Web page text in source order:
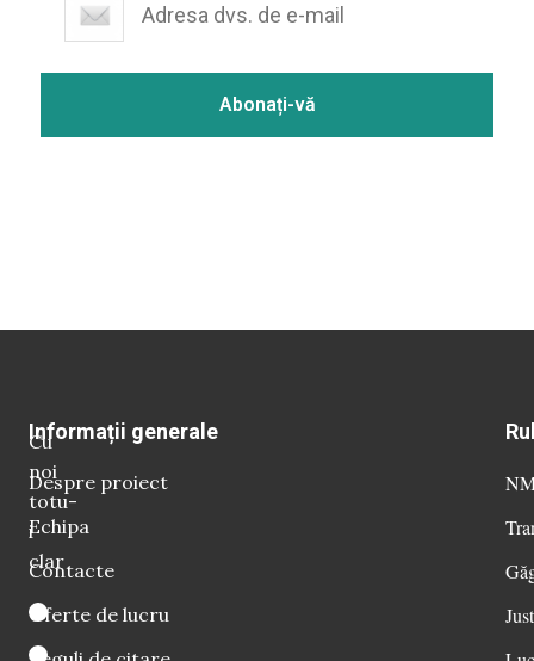
Cu
noi
totu-
i
clar
Informații generale
Despre proiect
Echipa
Contacte
Oferte de lucru